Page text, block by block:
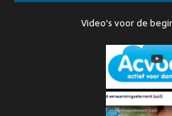
Video's voor de